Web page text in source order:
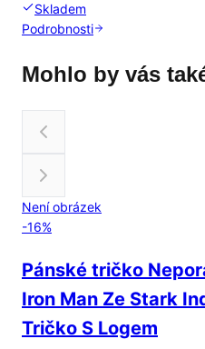
Skladem
Podrobnosti
Mohlo by vás
Není obrázek
-16%
Pánské tričko
Iron Man Ze Stark
Tričko S Logem